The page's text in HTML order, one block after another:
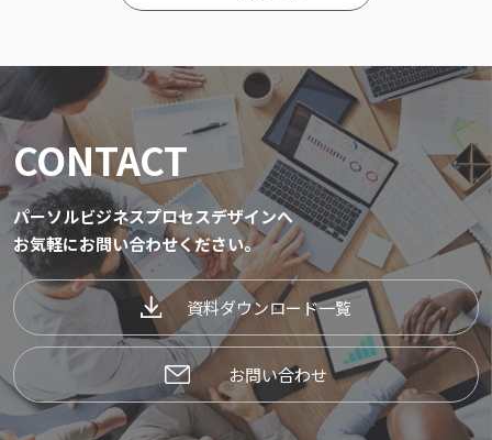
CONTACT
パーソルビジネスプロセスデザインへ
お気軽にお問い合わせください。
資料ダウンロード一覧
お問い合わせ